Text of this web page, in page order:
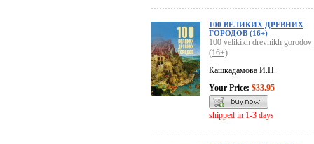
100 ВЕЛИКИХ ДРЕВНИХ
ГОРОДОВ (16+)
100 velikikh drevnikh gorodov
(16+)
Кашкадамова И.Н.
Your Price: $33.95
shipped in 1-3 days